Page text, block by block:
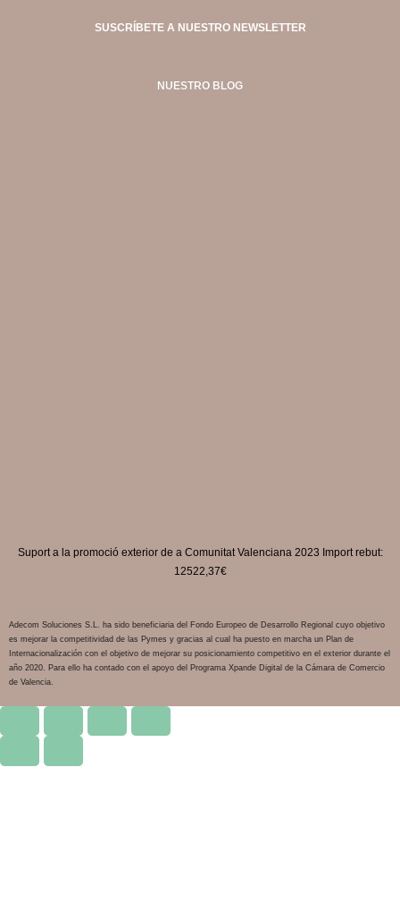
SUSCRÍBETE A NUESTRO NEWSLETTER
NUESTRO BLOG
Suport a la promoció exterior de a Comunitat Valenciana 2023 Import rebut:
12522,37€
Adecom Soluciones S.L. ha sido beneficiaria del Fondo Europeo de Desarrollo Regional cuyo objetivo
es mejorar la competitividad de las Pymes y gracias al cual ha puesto en marcha un Plan de
Internacionalización con el objetivo de mejorar su posicionamiento competitivo en el exterior durante el
año 2020. Para ello ha contado con el apoyo del Programa Xpande Digital de la Cámara de Comercio
de Valencia.